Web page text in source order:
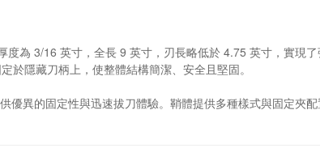
度為 3/16 英寸，全長 9 英寸，刃長略低於 4.75 英寸，實現
隱藏刀柄上，使整體結構簡潔、安全且堅固。
優異的固定性與迅速拔刀體驗。鞘體提供多種樣式與固定夾